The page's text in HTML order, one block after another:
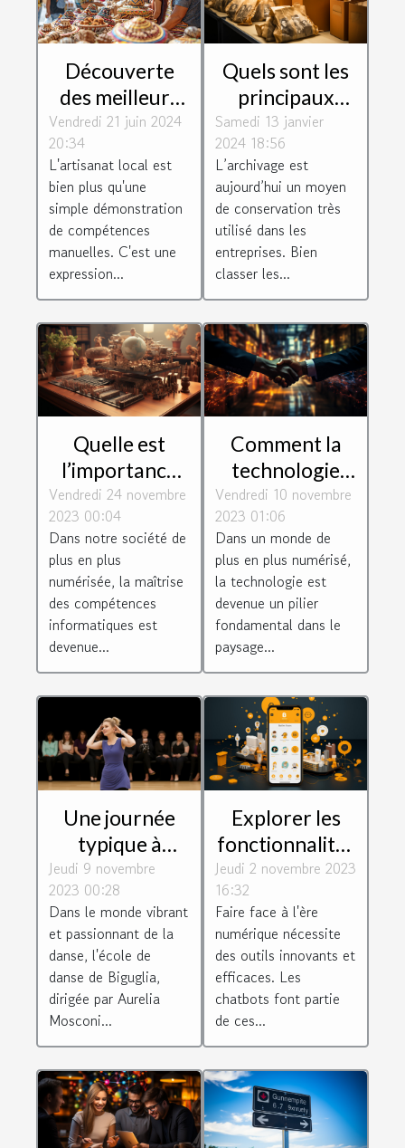
Découverte
des meilleurs
artisans locaux
: Comment ils
façonnent
l'identité
culturelle de
leur
communauté
Vendredi 21 juin 2024
20:34
L'artisanat local est
bien plus qu'une
simple démonstration
de compétences
manuelles. C'est une
expression...
Quels sont les
principaux
paramètres à
prendre en
compte pour
bien classer les
archives ?
Samedi 13 janvier
2024 18:56
L’archivage est
aujourd’hui un moyen
de conservation très
utilisé dans les
entreprises. Bien
classer les...
Quelle est
l’importance
de suivre une
formation en
informatique ?
Vendredi 24 novembre
2023 00:04
Dans notre société de
plus en plus
numérisée, la maîtrise
des compétences
informatiques est
devenue...
Comment la
technologie
façonne les
connexions
d'entreprise
Vendredi 10 novembre
2023 01:06
Dans un monde de
plus en plus numérisé,
la technologie est
devenue un pilier
fondamental dans le
paysage...
Une journée
typique à
l'école de
danse de
Biguglia dirigée
par Aurelia
Mosconi
Jeudi 9 novembre
2023 00:28
Dans le monde vibrant
et passionnant de la
danse, l'école de
danse de Biguglia,
dirigée par Aurelia
Mosconi...
Explorer les
fonctionnalités
de Botnation
pour créer un
chatbot
efficace
Jeudi 2 novembre 2023
16:32
Faire face à l'ère
numérique nécessite
des outils innovants et
efficaces. Les
chatbots font partie
de ces...